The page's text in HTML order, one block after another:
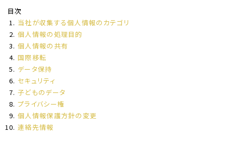
目次
当社が収集する個人情報のカテゴリ
個人情報の処理目的
個人情報の共有
国際移転
データ保持
セキュリティ
子どものデータ
プライバシー権
個人情報保護方針の変更
連絡先情報